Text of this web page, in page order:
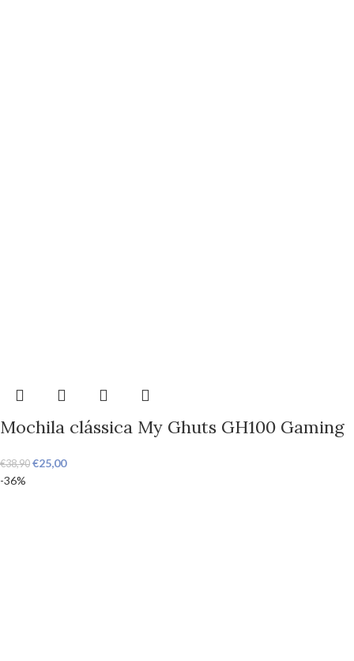
Mochila clássica My Ghuts GH100 Gaming
€38,90 €25,00
-36%